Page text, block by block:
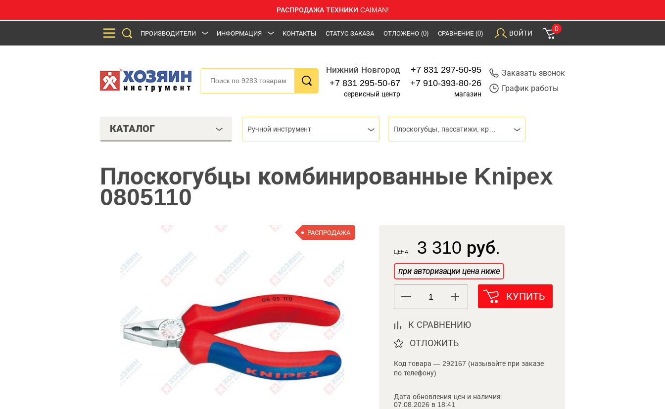
РАСПРОДАЖА ТЕХНИКИ CAIMAN!
ПРОИЗВОДИТЕЛИ ИНФОРМАЦИЯ КОНТАКТЫ СТАТУС ЗАКАЗА ОТЛОЖЕНО (0) СРАВНЕНИЕ (0) ВОЙТИ
0
Нижний Новгород
+7 831 295-50-67
сервисный центр
+7 831 297-50-95
+7 910-393-80-26
магазин
Заказать звонок
График работы
КАТАЛОГ Ручной инструмент Плоскогубцы, пассатижи, круглогубцы
Плоскогубцы комбинированные Knipex
0805110
РАСПРОДАЖА
ЦЕНА 3 310 руб.
при авторизации цена ниже
КУПИТЬ
К СРАВНЕНИЮ
ОТЛОЖИТЬ
Код товара — 292167 (называйте при заказе
по телефону)
Дата обновления цен и наличия:
07.08.2026 в 18:41